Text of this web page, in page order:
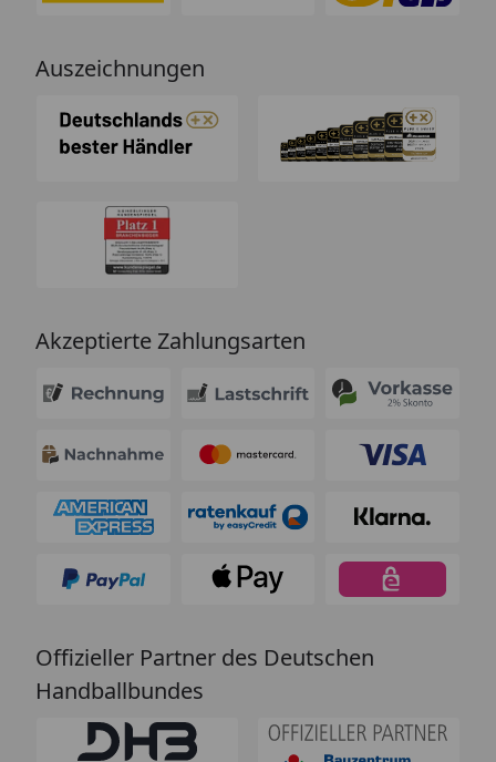
Auszeichnungen
Akzeptierte Zahlungsarten
Offizieller Partner des Deutschen
Handballbundes